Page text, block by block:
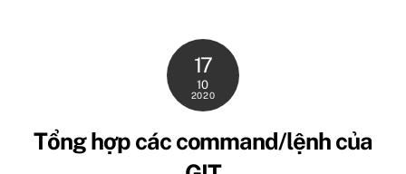
17
10
2020
Tổng hợp các command/lệnh của